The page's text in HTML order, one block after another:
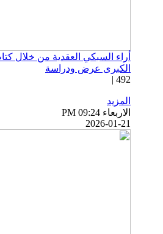
أراء السبكي العقدية من خلال
الكبرى عرض ودراسة
492 |
المزيد
الاربعاء PM 09:24
2026-01-21